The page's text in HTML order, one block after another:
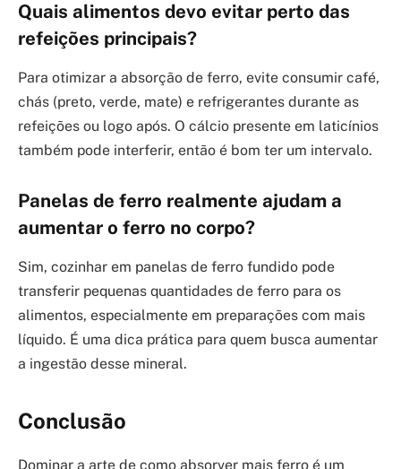
Quais alimentos devo evitar perto das
refeições principais?
Para otimizar a absorção de ferro, evite consumir café,
chás (preto, verde, mate) e refrigerantes durante as
refeições ou logo após. O cálcio presente em laticínios
também pode interferir, então é bom ter um intervalo.
Panelas de ferro realmente ajudam a
aumentar o ferro no corpo?
Sim, cozinhar em panelas de ferro fundido pode
transferir pequenas quantidades de ferro para os
alimentos, especialmente em preparações com mais
líquido. É uma dica prática para quem busca aumentar
a ingestão desse mineral.
Conclusão
Dominar a arte de como absorver mais ferro é um